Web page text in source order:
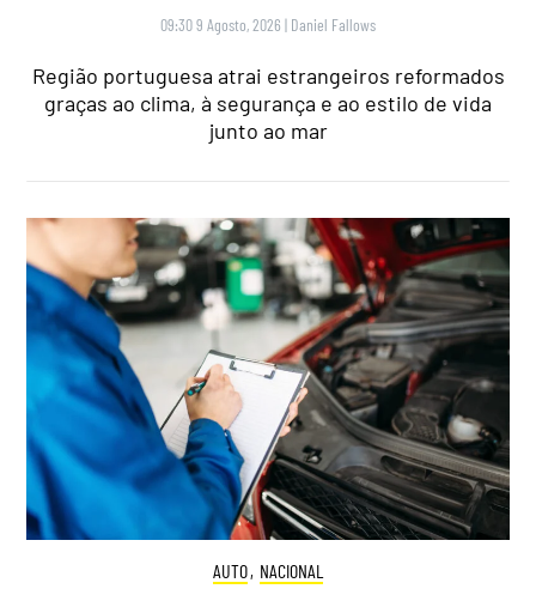
09:30 9 Agosto, 2026 | Daniel Fallows
Região portuguesa atrai estrangeiros reformados
graças ao clima, à segurança e ao estilo de vida
junto ao mar
AUTO, NACIONAL